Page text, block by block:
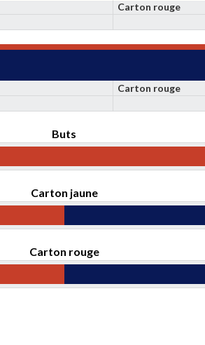
Carton rouge
Carton rouge
Buts
Carton jaune
Carton rouge